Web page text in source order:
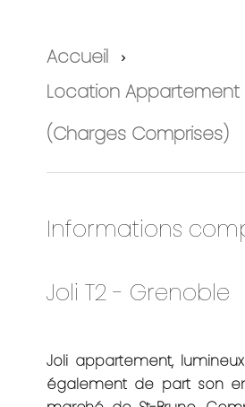
Accueil
Location Appartement
(Charges Comprises)
Informations
Joli T2 - Grenoble
Joli appartement,
également de part son